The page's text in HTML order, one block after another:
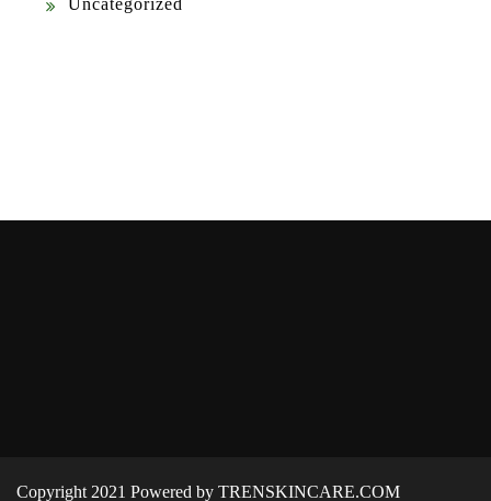
Copyright 2021 Powered by TRENSKINCARE.COM